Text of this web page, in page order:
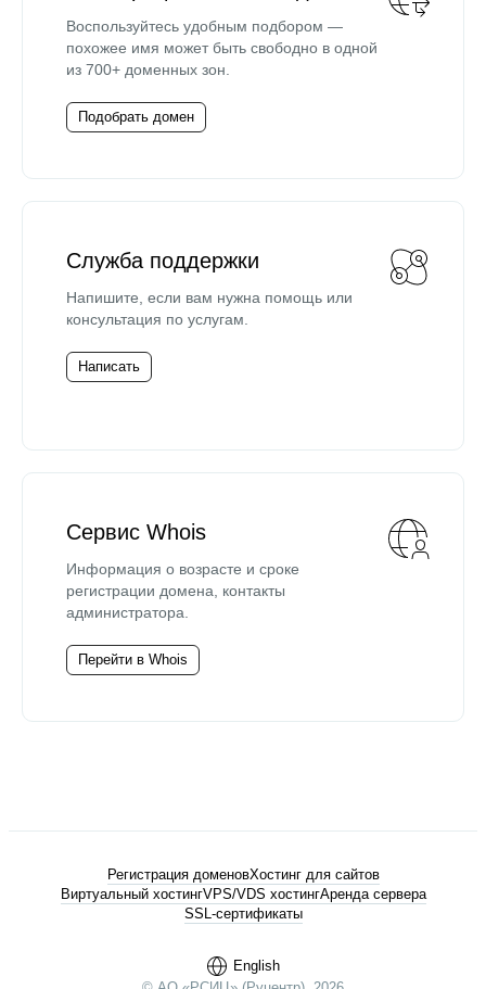
Воспользуйтесь удобным подбором —
похожее имя может быть свободно в одной
из 700+ доменных зон.
Подобрать домен
Служба поддержки
Напишите, если вам нужна помощь или
консультация по услугам.
Написать
Сервис Whois
Информация о возрасте и сроке
регистрации домена, контакты
администратора.
Перейти в Whois
English
Регистрация доменовХостинг для сайтов
Виртуальный хостингVPS/VDS хостингАренда сервера
SSL-сертификаты